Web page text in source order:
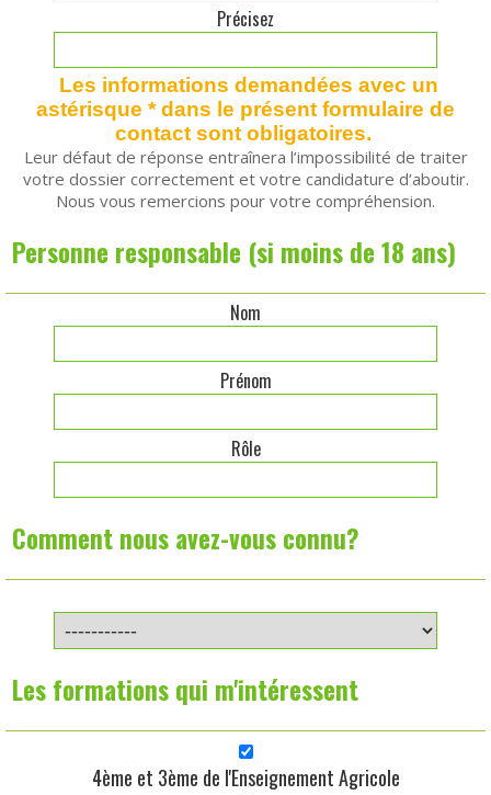
Précisez
Les informations demandées avec un
astérisque * dans le présent formulaire de
contact sont obligatoires.
Leur défaut de réponse entraînera l’impossibilité de traiter
votre dossier correctement et votre candidature d’aboutir.
Nous vous remercions pour votre compréhension.
Personne responsable (si moins de 18 ans)
Nom
Prénom
Rôle
Comment nous avez-vous connu?
Les formations qui m'intéressent
4ème et 3ème de l'Enseignement Agricole